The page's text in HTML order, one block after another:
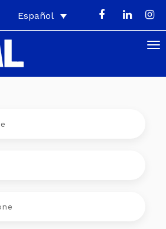
Español
Accesible